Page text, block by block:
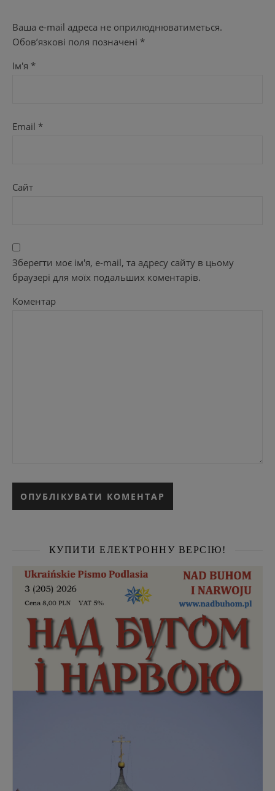
Ваша e-mail адреса не оприлюднюватиметься.
Обов’язкові поля позначені *
Ім'я *
Email *
Сайт
Зберегти моє ім'я, e-mail, та адресу сайту в цьому
браузері для моїх подальших коментарів.
Коментар
КУПИТИ ЕЛЕКТРОННУ ВЕРСІЮ!